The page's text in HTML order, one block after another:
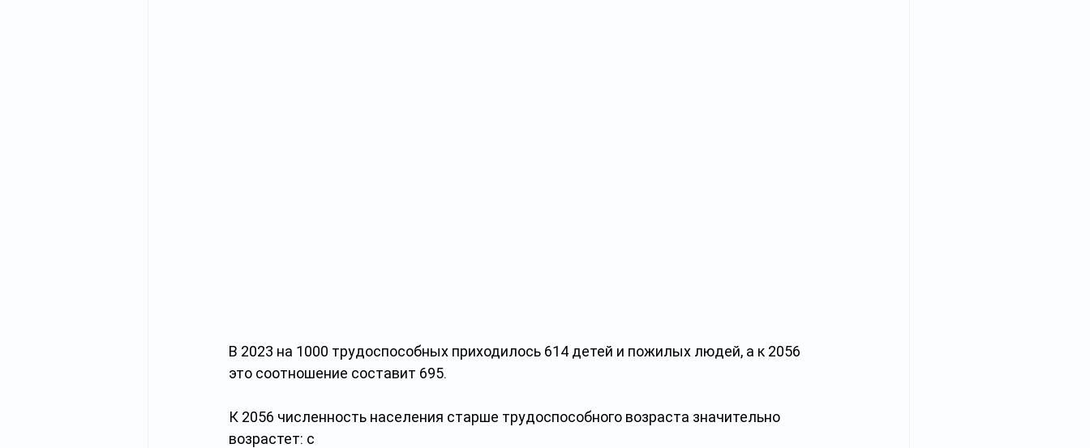
В 2023 на 1000 трудоспособных приходилось 614 детей и пожилых людей, а к 2056
это соотношение составит 695.
К 2056 численность населения старше трудоспособного возраста значительно
возрастет: с